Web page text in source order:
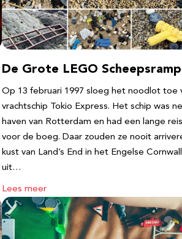
De Grote LEGO Scheepsramp
Op 13 februari 1997 sloeg het noodlot toe
vrachtschip Tokio Express. Het schip was
haven van Rotterdam en had een lange
voor de boeg. Daar zouden ze nooit
kust van Land’s End in het Engelse
uit…
Lees meer